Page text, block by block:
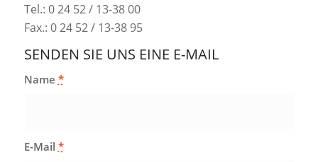
Tel.: 0 24 52 / 13-38 00
Fax.: 0 24 52 / 13-38 95
SENDEN SIE UNS EINE E-MAIL
Name *
E-Mail *